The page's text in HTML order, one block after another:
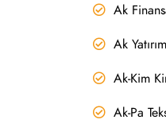
Ak
Ak
Ak-Kim
Ak-Pa